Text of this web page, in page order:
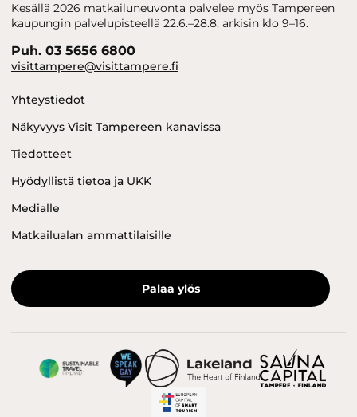
Kesällä 2026 matkailuneuvonta palvelee myös Tampereen
kaupungin palvelupisteellä 22.6.–28.8. arkisin klo 9–16.
Puh. 03 5656 6800
visittampere@visittampere.fi
Yhteystiedot
Näkyvyys Visit Tampereen kanavissa
Tiedotteet
Hyödyllistä tietoa ja UKK
Medialle
Matkailualan ammattilaisille
Palaa ylös